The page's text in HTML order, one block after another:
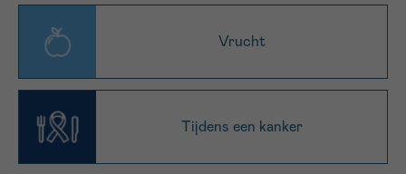
Vrucht
Tijdens een kanker
Sturen